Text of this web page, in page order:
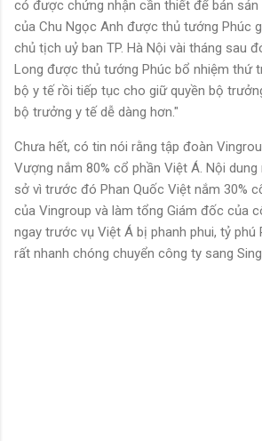
có được chứng nhận cần thiết để bán sản
của Chu Ngọc Anh được thủ tướng Phúc
chủ tịch uỷ ban TP. Hà Nội vài tháng sau
Long được thủ tướng Phúc bổ nhiệm thứ
bộ y tế rồi tiếp tục cho giữ quyền bộ
bộ trưởng y tế dễ dàng hơn."
Chưa hết, có tin nói rằng tập đoàn
Vượng nắm 80% cổ phần Việt Á. Nội
sở vì trước đó Phan Quốc Việt nắm 30%
của Vingroup và làm tổng Giám đốc của
ngay trước vụ Việt Á bị phanh phui, tỷ phú
rất nhanh chóng chuyển công ty sang